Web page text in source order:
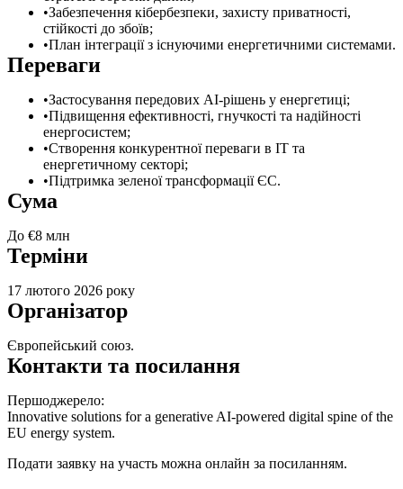
Забезпечення кібербезпеки, захисту приватності,
стійкості до збоїв;
План інтеграції з існуючими енергетичними системами.
Переваги
Застосування передових AI-рішень у енергетиці;
Підвищення ефективності, гнучкості та надійності
енергосистем;
Створення конкурентної переваги в ІТ та
енергетичному секторі;
Підтримка зеленої трансформації ЄС.
Сума
До €8 млн
Терміни
17 лютого 2026 року
Організатор
Європейський союз.
Контакти та посилання
Першоджерело:
Innovative solutions for a generative AI-powered digital spine of the
EU energy system.
Подати заявку на участь можна онлайн за посиланням.